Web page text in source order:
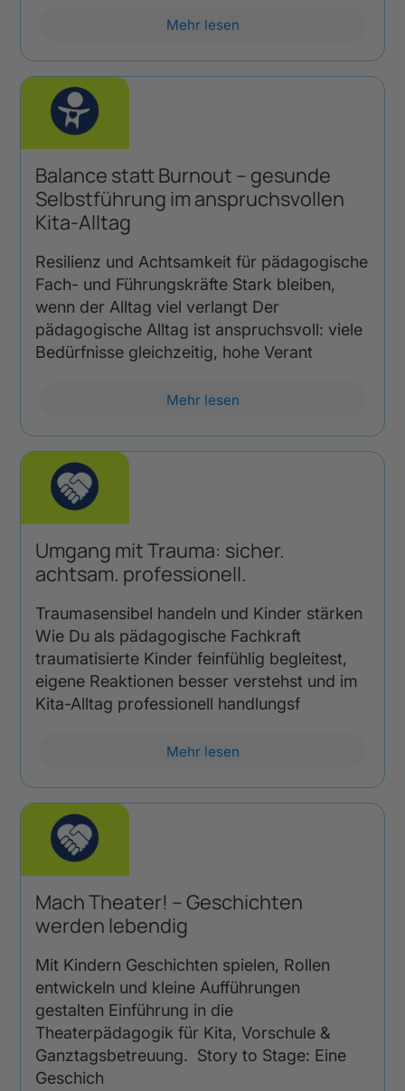
Mehr lesen
Balance statt Burnout – gesunde
Selbstführung im anspruchsvollen
Kita-Alltag
Resilienz und Achtsamkeit für pädagogische
Fach- und Führungskräfte Stark bleiben,
wenn der Alltag viel verlangt Der
pädagogische Alltag ist anspruchsvoll: viele
Bedürfnisse gleichzeitig, hohe Verant
Mehr lesen
Umgang mit Trauma: sicher.
achtsam. professionell.
Traumasensibel handeln und Kinder stärken
Wie Du als pädagogische Fachkraft
traumatisierte Kinder feinfühlig begleitest,
eigene Reaktionen besser verstehst und im
Kita-Alltag professionell handlungsf
Mehr lesen
Mach Theater! – Geschichten
werden lebendig
Mit Kindern Geschichten spielen, Rollen
entwickeln und kleine Aufführungen
gestalten Einführung in die
Theaterpädagogik für Kita, Vorschule &
Ganztagsbetreuung. Story to Stage: Eine
Geschich